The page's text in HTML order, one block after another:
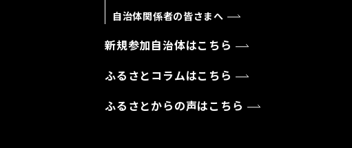
自治体関係者の皆さまへ
新規参加自治体はこちら
ふるさとコラムはこちら
ふるさとからの声はこちら